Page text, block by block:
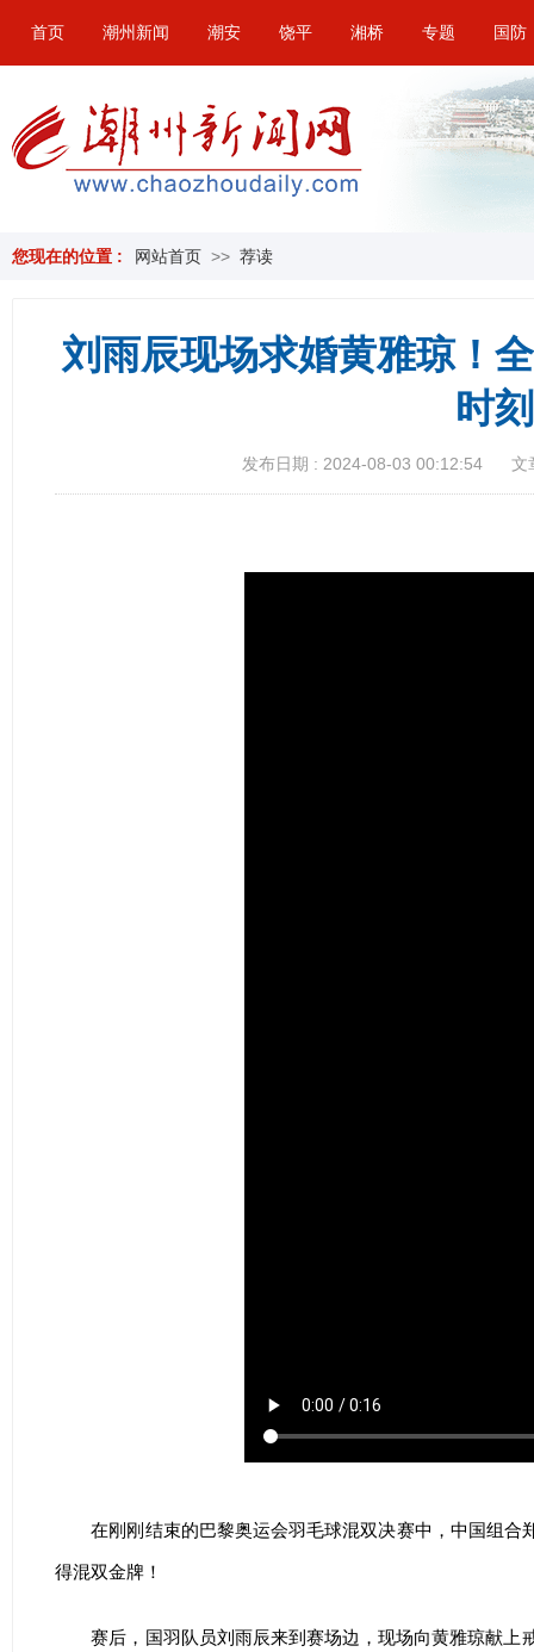
首页 潮州新闻 潮安 饶平 湘桥 专题 国防
您现在的位置 : 网站首页 >> 荐读
刘雨辰现场求婚黄雅琼！
时刻
发布日期 : 2024-08-03 00:12:54 文
在刚刚结束的巴黎奥运会羽毛球混双决赛中，中国组
得混双金牌！
赛后，国羽队员刘雨辰来到赛场边，现场向黄雅琼献